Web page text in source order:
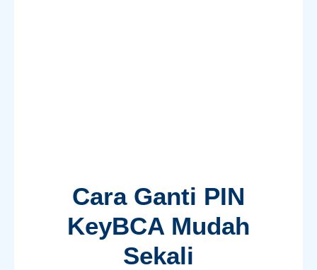
Cara Ganti PIN
KeyBCA Mudah
Sekali